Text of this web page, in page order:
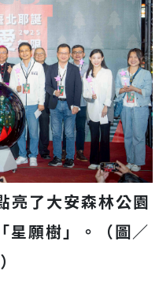
了大安森林公園
星願樹」。（圖／